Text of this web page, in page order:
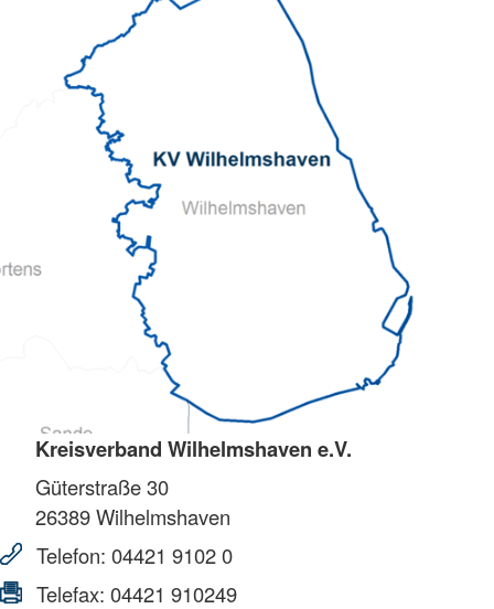
Kreisverband Wilhelmshaven e.V.
Güterstraße 30
26389Wilhelmshaven
Telefon: 04421 9102 0
Telefax: 04421 910249